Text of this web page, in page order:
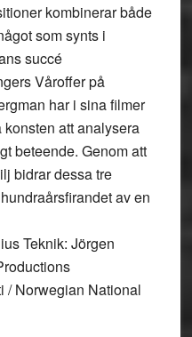
kombinerar både
som synts i
succé
Våroffer på
har i sina filmer
att analysera
beteende. Genom att
bidrar dessa tre
av en
Teknik: Jörgen
/ Norwegian National